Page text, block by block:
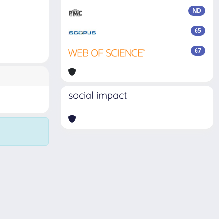
ND
65
67
social impact